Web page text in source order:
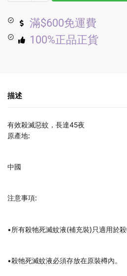
滿$600免運費
100%正品正貨
描述
有效殺滅惡蚊，長達45夜
原產地:
中國
注意事項:
•所有殺牠死滅蚊液(補充裝)只適用於殺
•殺牠死滅蚊液必須存放在原裝樽內。